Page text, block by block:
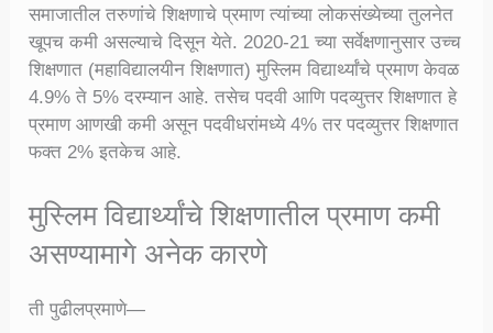
समाजातील तरुणांचे शिक्षणाचे प्रमाण त्यांच्या लोकसंख्येच्या तुलनेत
खूपच कमी असल्याचे दिसून येते. 2020-21 च्या सर्वेक्षणानुसार उच्च
शिक्षणात (महाविद्यालयीन शिक्षणात) मुस्लिम विद्यार्थ्यांचे प्रमाण केवळ
4.9% ते 5% दरम्यान आहे. तसेच पदवी आणि पदव्युत्तर शिक्षणात हे
प्रमाण आणखी कमी असून पदवीधरांमध्ये 4% तर पदव्युत्तर शिक्षणात
फक्त 2% इतकेच आहे.
मुस्लिम विद्यार्थ्यांचे शिक्षणातील प्रमाण कमी
असण्यामागे अनेक कारणे
ती पुढीलप्रमाणे—